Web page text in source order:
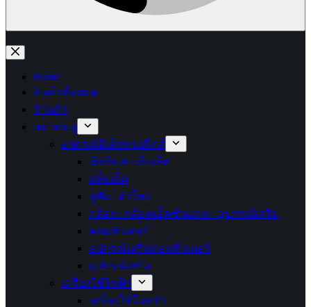
No
results
Home
สินค้าทั้งหมด
ร้านค้า
หมวดหมู่
อุปกรณ์อิเล็กทรอนิกส์
มือถือ & แท็บเล็ต
แท็บเล็ต
หูฟัง / ลำโพง
กล้อง / กล้องแอ็คชั่นแคม / อุปกรณ์เสริม
คอมพิวเตอร์
อุปกรณ์เสริมคอมพิวเตอร์
อุปกรณ์เสริม
เครื่องใช้ไฟฟ้า
เครื่องใช้ในครัว